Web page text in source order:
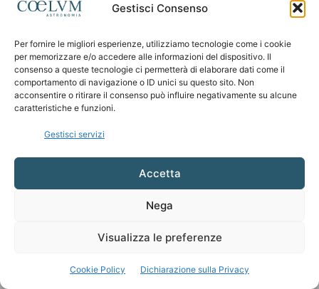
Gestisci Consenso
Per fornire le migliori esperienze, utilizziamo tecnologie come i cookie
per memorizzare e/o accedere alle informazioni del dispositivo. Il
consenso a queste tecnologie ci permetterà di elaborare dati come il
comportamento di navigazione o ID unici su questo sito. Non
acconsentire o ritirare il consenso può influire negativamente su alcune
caratteristiche e funzioni.
Gestisci servizi
Accetta
Nega
Visualizza le preferenze
Cookie Policy Dichiarazione sulla Privacy
SEGUICI